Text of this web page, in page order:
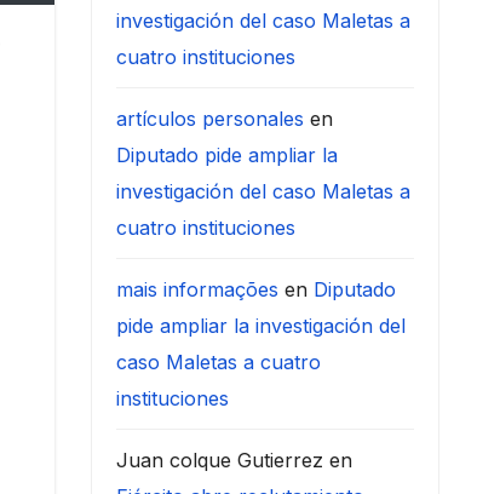
investigación del caso Maletas a
cuatro instituciones
artículos personales en
Diputado pide ampliar la
investigación del caso Maletas a
cuatro instituciones
mais informações en Diputado
pide ampliar la investigación del
caso Maletas a cuatro
instituciones
Juan colque Gutierrez en